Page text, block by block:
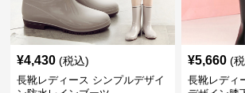
¥4,430 (税込)
長靴レディース シンプルデザイ
¥5,660 (
長靴レディ